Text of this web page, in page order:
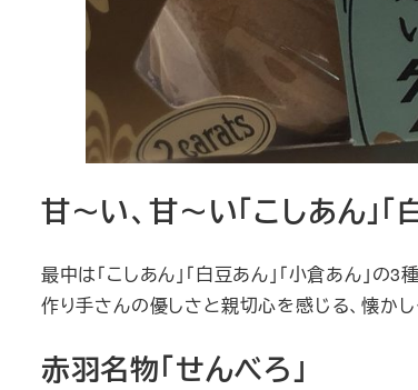
甘～い、甘～い「こしあん」「
最中は「こしあん」「白豆あん」「小倉あん」
作り手さんの優しさと親切心を感じる、懐かし
赤羽名物「せんべろ」